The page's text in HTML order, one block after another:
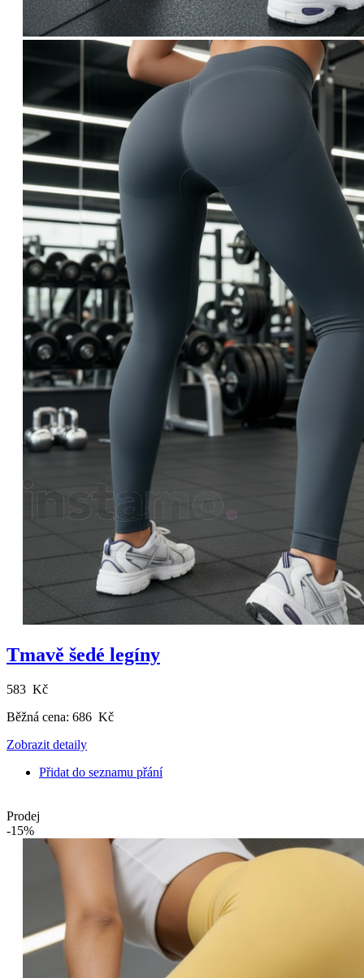
Tmavě šedé legíny
583 Kč
Běžná cena: 686 Kč
Zobrazit detaily
Přidat do seznamu přání
Prodej
-15%